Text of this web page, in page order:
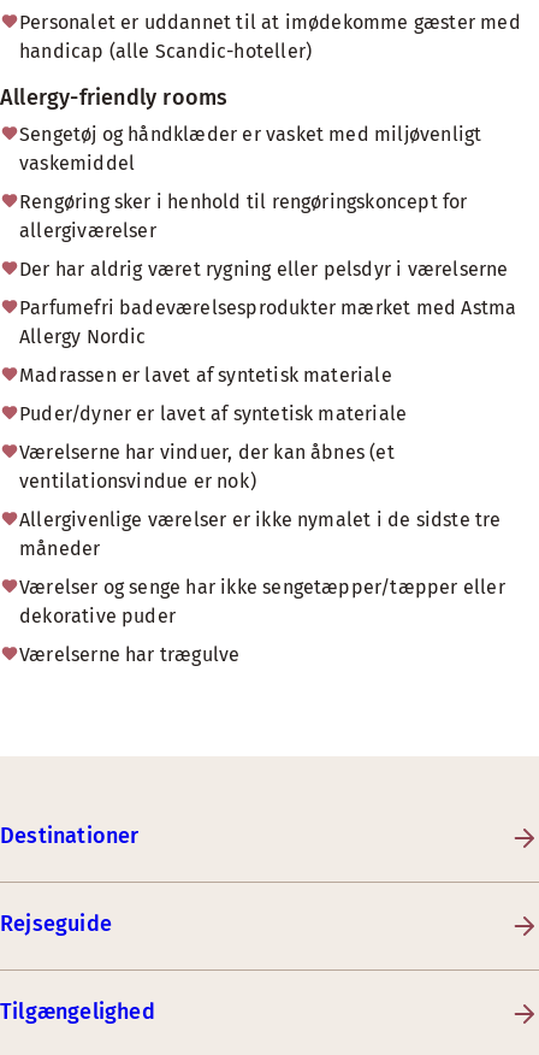
Personalet er uddannet til at imødekomme gæster med
handicap (alle Scandic-hoteller)
Allergy-friendly rooms
Sengetøj og håndklæder er vasket med miljøvenligt
vaskemiddel
Rengøring sker i henhold til rengøringskoncept for
allergiværelser
Der har aldrig været rygning eller pelsdyr i værelserne
Parfumefri badeværelsesprodukter mærket med Astma
Allergy Nordic
Madrassen er lavet af syntetisk materiale
Puder/dyner er lavet af syntetisk materiale
Værelserne har vinduer, der kan åbnes (et
ventilationsvindue er nok)
Allergivenlige værelser er ikke nymalet i de sidste tre
måneder
Værelser og senge har ikke sengetæpper/tæpper eller
dekorative puder
Værelserne har trægulve
Destinationer
Rejseguide
Tilgængelighed